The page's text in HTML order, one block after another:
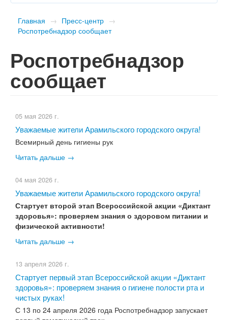
Главная → Пресс-центр →
Роспотребнадзор сообщает
Роспотребнадзор
сообщает
05 мая 2026 г.
Уважаемые жители Арамильского городского округа!
Всемирный день гигиены рук
Читать дальше →
04 мая 2026 г.
Уважаемые жители Арамильского городского округа!
Стартует второй этап Всероссийской акции «Диктант
здоровья»: проверяем знания о здоровом питании и
физической активности!
Читать дальше →
13 апреля 2026 г.
​Стартует первый этап Всероссийской акции «Диктант
здоровья»: проверяем знания о гигиене полости рта и
чистых руках!
С 13 по 24 апреля 2026 года Роспотребнадзор запускает